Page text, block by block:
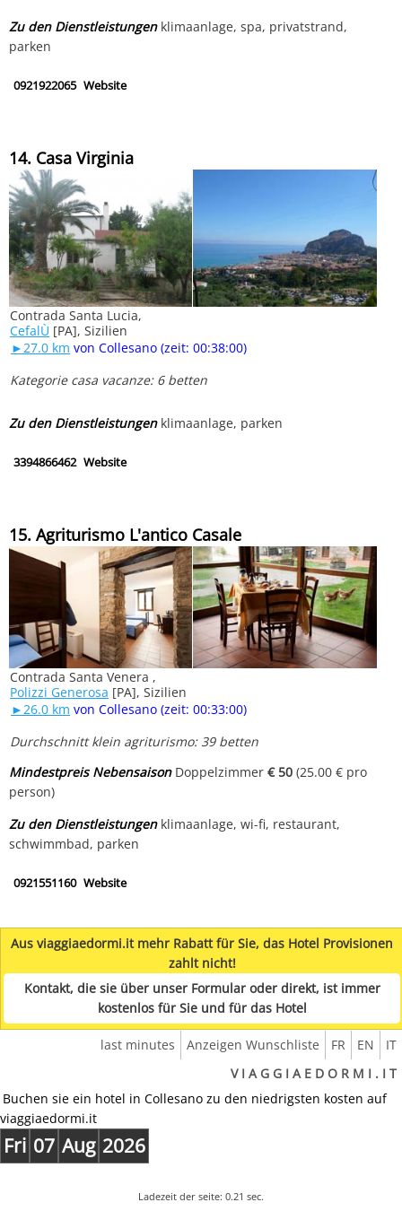
Zu den Dienstleistungenklimaanlage, spa, privatstrand,
parken
0921922065 Website
14. Casa Virginia
Contrada Santa Lucia,
CefalÙ [PA], Sizilien
►27.0 km von Collesano (zeit: 00:38:00)
Kategorie casa vacanze: 6 betten
Zu den Dienstleistungenklimaanlage, parken
3394866462 Website
15. Agriturismo L'antico Casale
Contrada Santa Venera ,
Polizzi Generosa [PA], Sizilien
►26.0 km von Collesano (zeit: 00:33:00)
Durchschnitt klein agriturismo: 39 betten
Mindestpreis NebensaisonDoppelzimmer€ 50 (25.00 € pro
person)
Zu den Dienstleistungenklimaanlage, wi-fi, restaurant,
schwimmbad, parken
0921551160 Website
Aus viaggiaedormi.it mehr Rabatt für Sie, das Hotel Provisionen
zahlt nicht!
Kontakt, die sie über unser Formular oder direkt, ist immer
kostenlos für Sie und für das Hotel
IT
EN
FR
Anzeigen Wunschliste
last minutes
V I A G G I A E D O R M I . I T
Buchen sie ein hotel in Collesano zu den niedrigsten kosten auf
viaggiaedormi.it
Fri 07 Aug 2026
Ladezeit der seite: 0.21 sec.